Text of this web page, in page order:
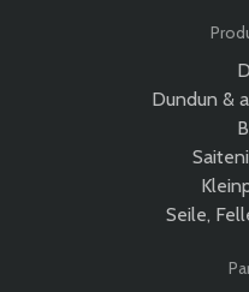
Dundun &
Seile,